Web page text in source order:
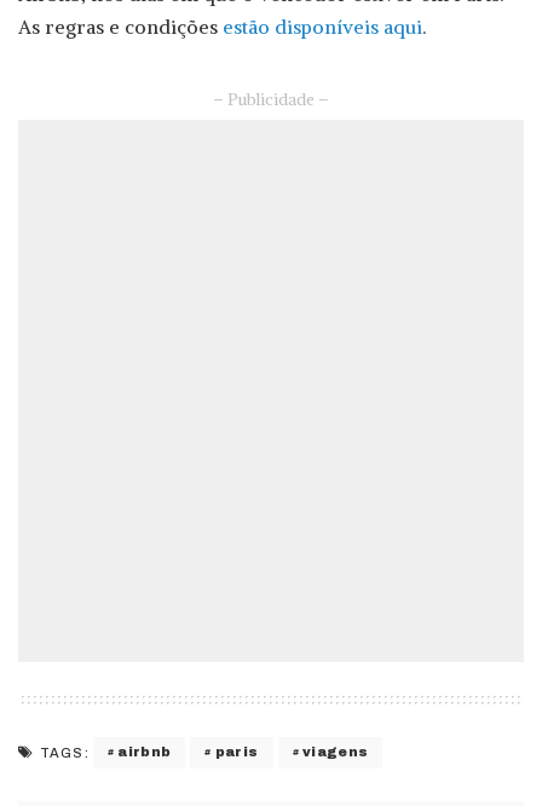
As regras e condições estão disponíveis aqui.
– Publicidade –
TAGS: airbnb paris viagens